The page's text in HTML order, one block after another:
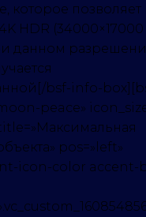
которое позволяет
HDR (34000×17000
данном
bsf-info-
peace»
pos=»left»
icon-color accent-